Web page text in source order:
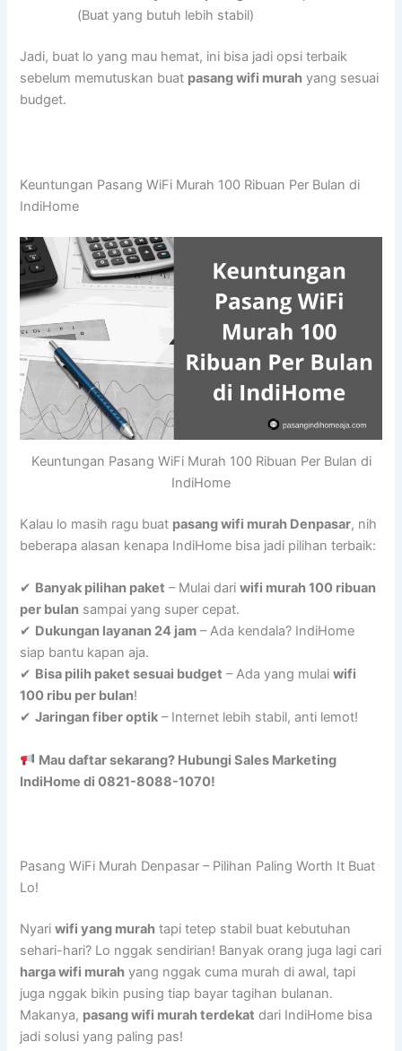
(Buat yang butuh lebih stabil)
Jadi, buat lo yang mau hemat, ini bisa jadi opsi terbaik
sebelum memutuskan buat pasang wifi murah yang sesuai
budget.
Keuntungan Pasang WiFi Murah 100 Ribuan Per Bulan di
IndiHome
Keuntungan Pasang WiFi Murah 100 Ribuan Per Bulan di
IndiHome
Kalau lo masih ragu buat pasang wifi murah Denpasar, nih
beberapa alasan kenapa IndiHome bisa jadi pilihan terbaik:
✔ Banyak pilihan paket – Mulai dariwifi murah 100 ribuan
per bulan sampai yang super cepat.
✔ Dukungan layanan 24 jam – Ada kendala? IndiHome
siap bantu kapan aja.
✔ Bisa pilih paket sesuai budget – Ada yang mulaiwifi
100 ribu per bulan!
✔Jaringan fiber optik – Internet lebih stabil, anti lemot!
Mau daftar sekarang? Hubungi Sales Marketing
IndiHome di 0821-8088-1070!
Pasang WiFi Murah Denpasar – Pilihan Paling Worth It Buat
Lo!
Nyariwifi yang murah tapi tetep stabil buat kebutuhan
sehari-hari? Lo nggak sendirian! Banyak orang juga lagi cari
harga wifi murah yang nggak cuma murah di awal, tapi
juga nggak bikin pusing tiap bayar tagihan bulanan.
Makanya, pasang wifi murah terdekat dari IndiHome bisa
jadi solusi yang paling pas!